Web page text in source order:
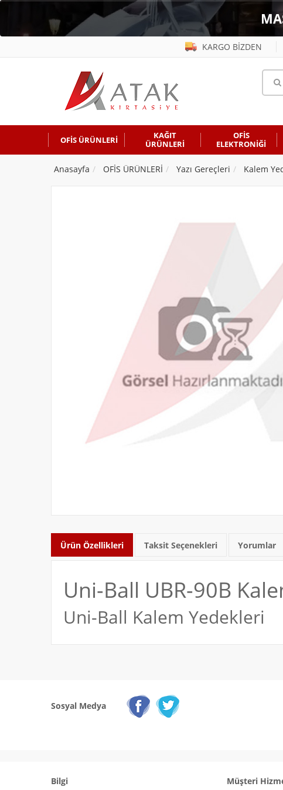
KARGO BİZDEN
OFİS ÜRÜNLERİ
KAĞIT
ÜRÜNLERİ
OFİS
ELEKTRONİĞİ
Anasayfa OFİS ÜRÜNLERİ Yazı Gereçleri Kalem
Ürün Özellikleri Taksit Seçenekleri Yorumlar
Uni-Ball UBR-90B
Uni-Ball Kalem Yedekleri
Sosyal Medya
Bilgi Müşteri